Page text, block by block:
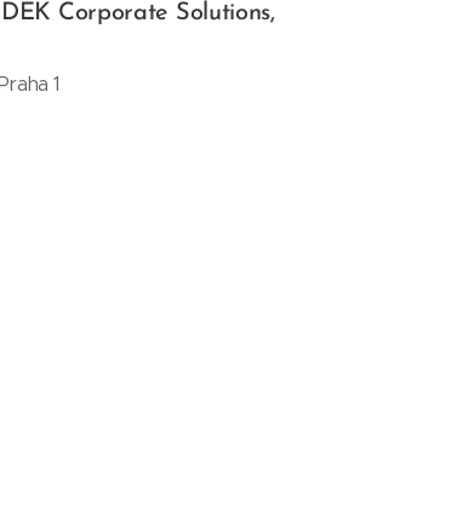
Corporate Solutions,
1